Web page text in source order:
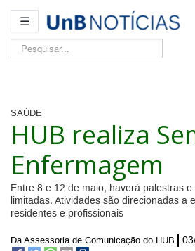
☰
Pesquisar...
SAÚDE
HUB realiza
Enfermagem
Entre 8 e 12 de maio, haverá palestras
limitadas. Atividades são direcionadas a
residentes e profissionais
Da Assessoria de Comunicação do HUB